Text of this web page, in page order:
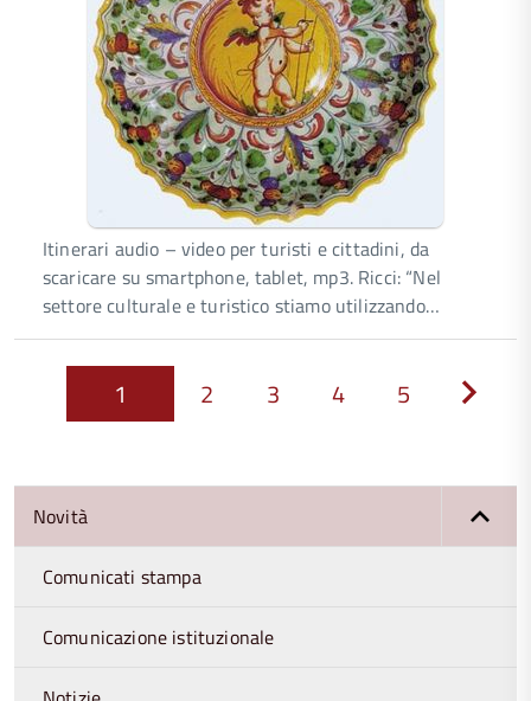
Itinerari audio – video per turisti e cittadini, da
scaricare su smartphone, tablet, mp3. Ricci: “Nel
settore culturale e turistico stiamo utilizzando…
1 2 3 4 5
Novità
Comunicati stampa
Comunicazione istituzionale